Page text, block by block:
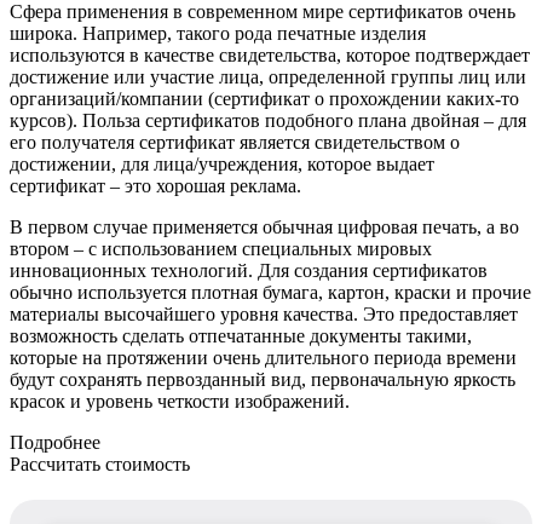
Сфера применения в современном мире сертификатов очень
широка. Например, такого рода печатные изделия
используются в качестве свидетельства, которое подтверждает
достижение или участие лица, определенной группы лиц или
организаций/компании (сертификат о прохождении каких-то
курсов). Польза сертификатов подобного плана двойная – для
его получателя сертификат является свидетельством о
достижении, для лица/учреждения, которое выдает
сертификат – это хорошая реклама.
В первом случае применяется обычная цифровая печать, а во
втором – с использованием специальных мировых
инновационных технологий. Для создания сертификатов
обычно используется плотная бумага, картон, краски и прочие
материалы высочайшего уровня качества. Это предоставляет
возможность сделать отпечатанные документы такими,
которые на протяжении очень длительного периода времени
будут сохранять первозданный вид, первоначальную яркость
красок и уровень четкости изображений.
Подробнее
Рассчитать стоимость